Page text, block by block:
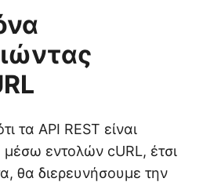
τα API REST είναι
εντολών cURL, έτσι
θα διερευνήσουμε την